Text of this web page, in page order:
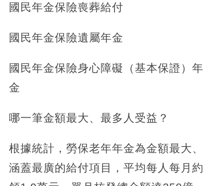
國民年金保險喪葬給付
國民年金保險遺屬年金
國民年金保險身心障礙（基本保證）年
金
哪一筆金額最大、最多人受益？
根據統計，勞保老年年金為金額最大、
涵蓋最廣的給付項目，平均每人每月約